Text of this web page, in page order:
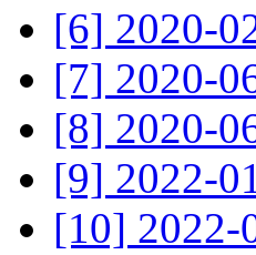
[6] 2020-
[7] 2020-
[8] 2020-
[9] 2022-
[10] 2022-